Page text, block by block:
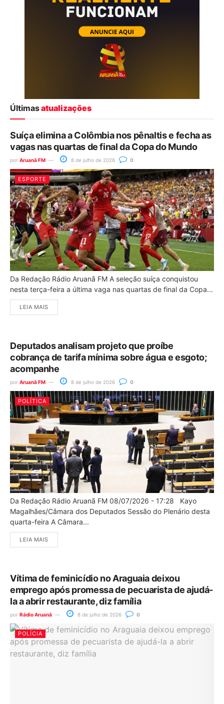
Últimasatualizações
Suíça elimina a Colômbia nos pênaltis e fecha as
vagas nas quartas de final da Copa do Mundo
por Aruanã FM 8 de julho de 2026 0
ESPORTE
Da Redação Rádio Aruanã FM A seleção suíça conquistou
nesta terça-feira a última vaga nas quartas de final da Copa...
LEIA MAIS
Deputados analisam projeto que proíbe
cobrança de tarifa mínima sobre água e esgoto;
acompanhe
por Aruanã FM 8 de julho de 2026 0
POLÍTICA
Da Redação Rádio Aruanã FM 08/07/2026 - 17:28 Kayo
Magalhães/Câmara dos Deputados Sessão do Plenário desta
quarta-feira A Câmara...
LEIA MAIS
Vítima de feminicídio no Araguaia deixou
emprego após promessa de pecuarista de ajudá-
la a abrir restaurante, diz família
por Rádio Aruanã 8 de julho de 2026 0
POLÍCIA